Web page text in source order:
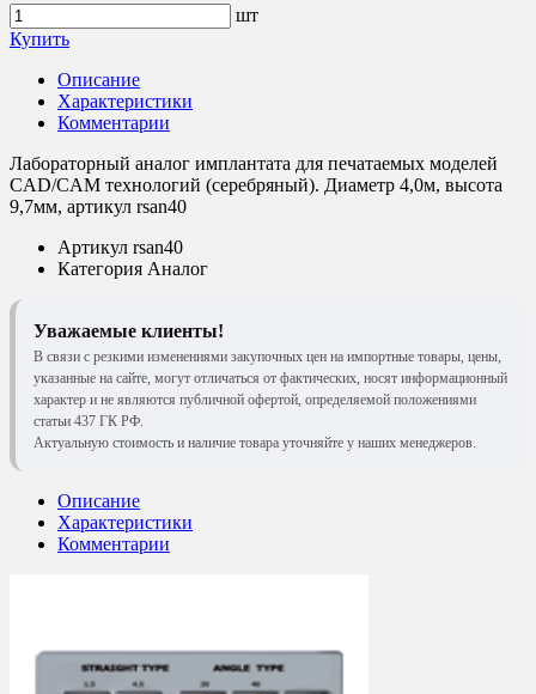
шт
Купить
Описание
Характеристики
Комментарии
Лабораторный аналог имплантата для печатаемых моделей
CAD/CAM технологий (серебряный). Диаметр 4,0м, высота
9,7мм, артикул rsan40
Артикул rsan40
Категория Аналог
Уважаемые клиенты!
В связи с резкими изменениями закупочных цен на импортные товары, цены,
указанные на сайте, могут отличаться от фактических, носят информационный
характер и не являются публичной офертой, определяемой положениями
статьи 437 ГК РФ.
Актуальную стоимость и наличие товара уточняйте у наших менеджеров.
Описание
Характеристики
Комментарии